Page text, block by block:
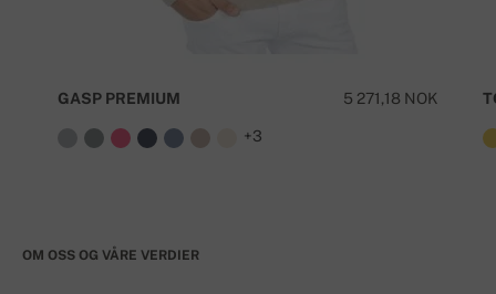
5 271,18 NOK
GASP PREMIUM
+3
OM OSS OG VÅRE VERDIER